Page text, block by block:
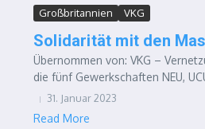
Großbritannien VKG
Solidarität mit den
Übernommen von: VKG –
die fünf Gewerkschaften NEU,
31. Januar 2023
Read More